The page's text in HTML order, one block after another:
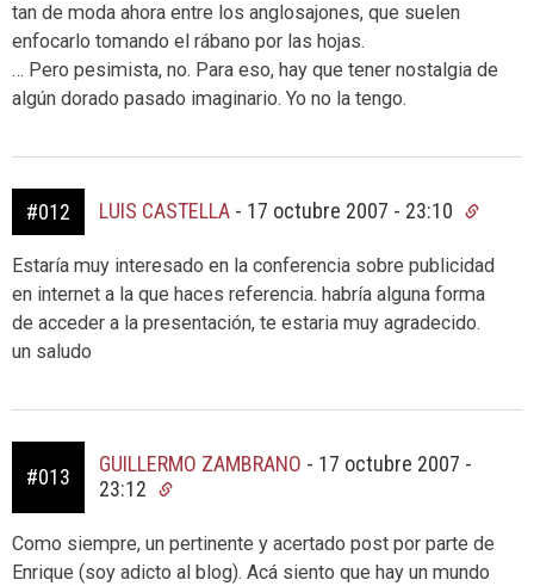
tan de moda ahora entre los anglosajones, que suelen
enfocarlo tomando el rábano por las hojas.
… Pero pesimista, no. Para eso, hay que tener nostalgia de
algún dorado pasado imaginario. Yo no la tengo.
#012 LUIS CASTELLA - 17 octubre 2007 - 23:10
Estaría muy interesado en la conferencia sobre publicidad
en internet a la que haces referencia. habría alguna forma
de acceder a la presentación, te estaria muy agradecido.
un saludo
#013
GUILLERMO ZAMBRANO - 17 octubre 2007 -
23:12
Como siempre, un pertinente y acertado post por parte de
Enrique (soy adicto al blog). Acá siento que hay un mundo